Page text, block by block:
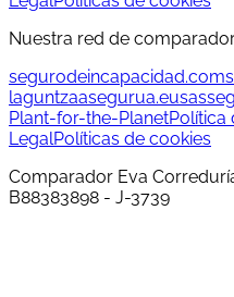
Nuestra red de
segurodeincapacidad.com
laguntzaasegurua.eus
Plant-for-the-PlanetPolítica
LegalPolíticas de cookies
Comparador Eva
B88383898 - J-3739